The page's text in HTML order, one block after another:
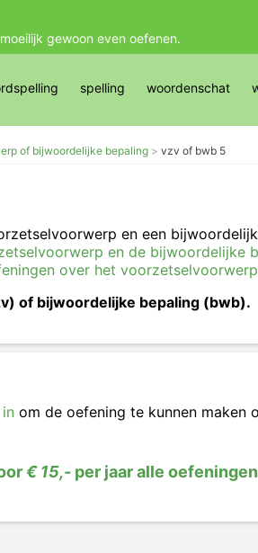
gewoon even oefenen.
spelling woordenschat
of bijwoordelijke bepaling vzv of bwb 5
en een
en de bijwoordelijke
over het voorzetselvoorwerp
of bijwoordelijke bepaling (bwb).
om de oefening te kunnen maken
€ 15,- per jaar alle